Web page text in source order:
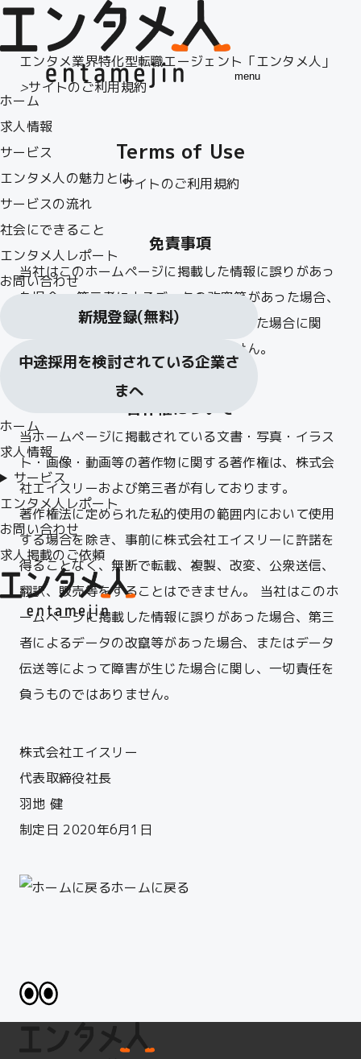
menu
ホーム
求人情報
サービス
エンタメ人の魅力とは
サービスの流れ
社会にできること
エンタメ人レポート
お問い合わせ
新規登録(無料)
中途採用を検討されている企業さ
まへ
ホーム
求人情報
サービス
エンタメ人レポート
お問い合わせ
求人掲載のご依頼
エンタメ業界特化型転職エージェント「エンタメ人」
>サイトのご利用規約
Terms of Use
サイトのご利用規約
免責事項
当社はこのホームページに掲載した情報に誤りがあっ
た場合、 第三者によるデータの改竄等があった場合、
またはデータ伝送等によって障害が生じた場合に関
し、 一切責任を負うものではありません。
著作権について
当ホームページに掲載されている文書・写真・イラス
ト・画像・動画等の著作物に関する著作権は、株式会
社エイスリーおよび第三者が有しております。
著作権法に定められた私的使用の範囲内において使用
する場合を除き、事前に株式会社エイスリーに許諾を
得ることなく、無断で転載、複製、改変、公衆送信、
翻訳、販売等をすることはできません。 当社はこのホ
ームページに掲載した情報に誤りがあった場合、第三
者によるデータの改竄等があった場合、またはデータ
伝送等によって障害が生じた場合に関し、一切責任を
負うものではありません。
株式会社エイスリー
代表取締役社長
羽地 健
制定日 2020年6月1日
ホームに戻る